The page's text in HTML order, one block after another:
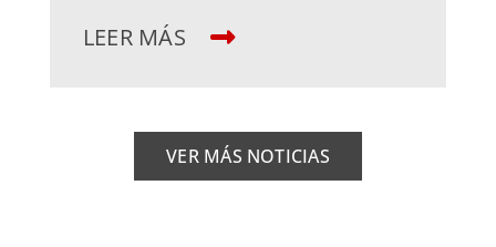
LEER MÁS
VER MÁS NOTICIAS